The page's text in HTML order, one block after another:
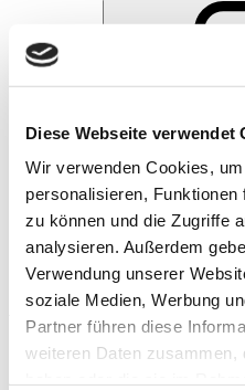
Diese Webseite verwendet
Wir verwenden Cookies,
personalisieren,
zu können und die Zugriffe
analysieren. Außerdem
Verwendung unserer
soziale Medien, Werbung
Partner führen diese
weiteren Daten zusammen,
Footer
Rechtliches
Datenschutz
Cookies
Ärzte und
QUARREE